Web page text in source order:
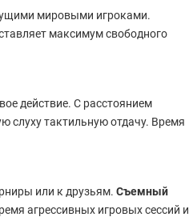
мировыми игроками.
максимум свободного
действие. С расстоянием
слуху тактильную отдачу. Время
или к друзьям. Съемный
агрессивных игровых сессий и